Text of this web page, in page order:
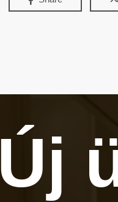
Új